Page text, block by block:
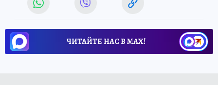
ЧИТАЙТЕ НАС В МАХ!